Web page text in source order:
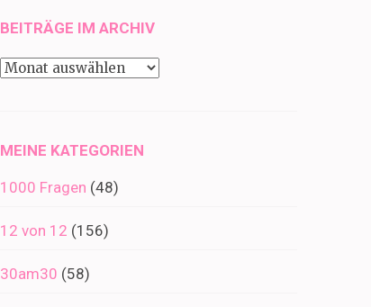
BEITRÄGE IM ARCHIV
Beiträge
MEINE KATEGORIEN
1000 Fragen (48)
12 von 12 (156)
30am30 (58)